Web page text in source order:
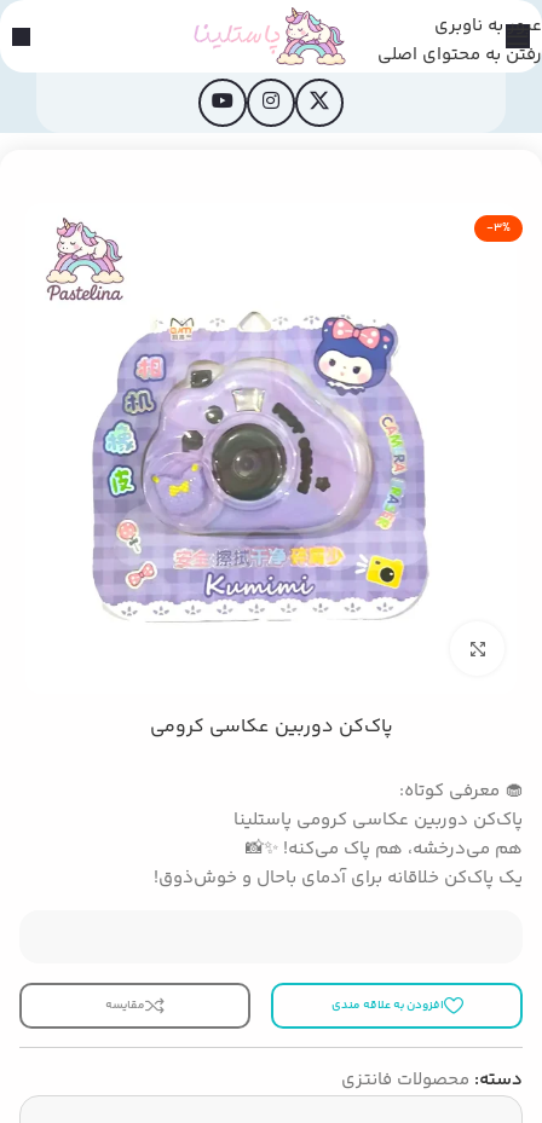
عبور به ناوبری
رفتن به محتوای اصلی
-3%
پاک‌کن دوربین عکاسی کرومی
🧁 معرفی کوتاه:
پاک‌کن دوربین عکاسی کرومی پاستلینا
هم می‌درخشه، هم پاک می‌کنه! ✨📸
یک پاک‌کن خلاقانه برای آدمای باحال و خوش‌ذوق!
افزودن به علاقه مندی مقایسه
دسته: محصولات فانتزی